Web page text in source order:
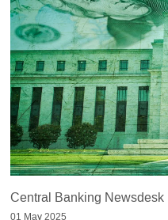
Central Banking Newsdesk
01 May 2025